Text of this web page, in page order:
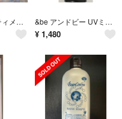
YURi iRO インティメイト&ボディオイル ピーチ&ホワイトティー &be アンドビー UVミルク スタンダード 顔・からだ用日焼け止めミルク 30g 限定デザイン グレムリン
¥ 1,480